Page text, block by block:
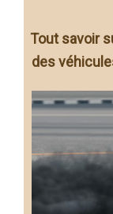
Tout savoir
des